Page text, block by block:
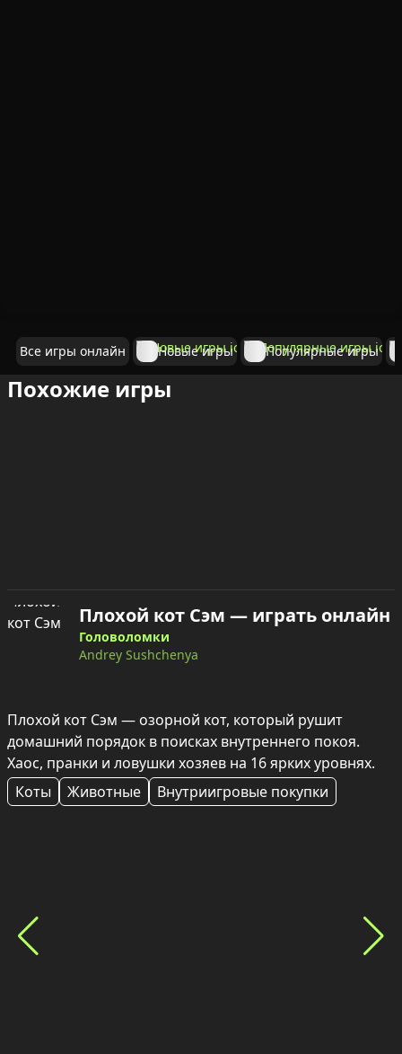
Все игры онлайн Новые игры Популярные игры
Похожие игры
Плохой кот Сэм — играть онлайн
Головоломки
Andrey Sushchenya
Плохой кот Сэм — озорной кот, который рушит
домашний порядок в поисках внутреннего покоя.
Хаос, пранки и ловушки хозяев на 16 ярких уровнях.
Коты
Животные Внутриигровые покупки